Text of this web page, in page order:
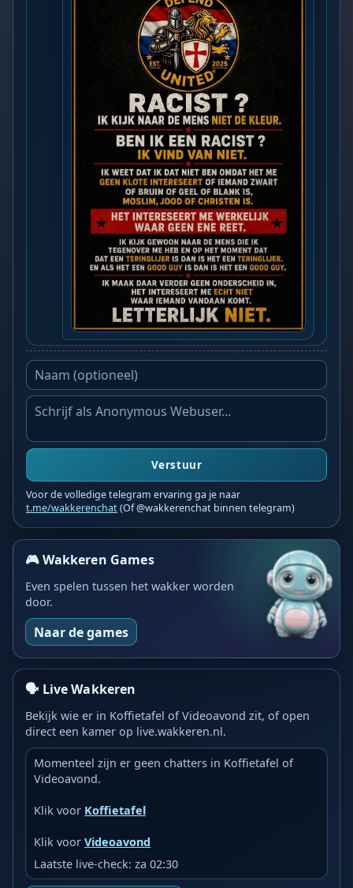
Verstuur
Voor de volledige telegram ervaring ga je naar
t.me/wakkerenchat(Of @wakkerenchat binnen telegram)
🎮 Wakkeren Games
Even spelen tussen het wakker worden
door.
Naar de games
🗣️ Live Wakkeren
Bekijk wie er in Koffietafel of Videoavond zit, of open
direct een kamer op live.wakkeren.nl.
Momenteel zijn er geen chatters in Koffietafel of
Videoavond.
Klik voor Koffietafel
Klik voorVideoavond
Laatste live-check: za 02:30